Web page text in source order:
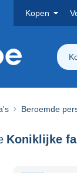
Kopen
Beroemde
Koniklijke